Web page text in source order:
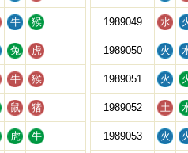
牛 猴
兔 虎
牛 猴
鼠 猪
虎 牛
1989049 水
1989050 火
1989051 火
1989052 土
1989053 火